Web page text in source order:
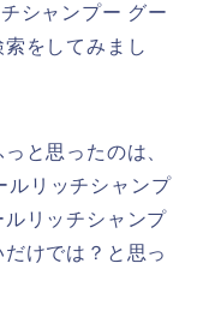
シャンプー グー
をしてみまし
と思ったのは、
ルリッチシャンプ
リッチシャンプ
けでは？と思っ